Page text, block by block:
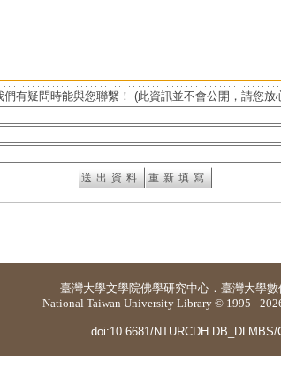
有疑問時能與您聯繫！ (此資訊並不會公開，請您放
臺灣大學文學院佛學研究中心 ． 臺灣大學
National Taiwan University Library © 1995 -
doi:10.6681/NTURCDH.DB_DLMBS/